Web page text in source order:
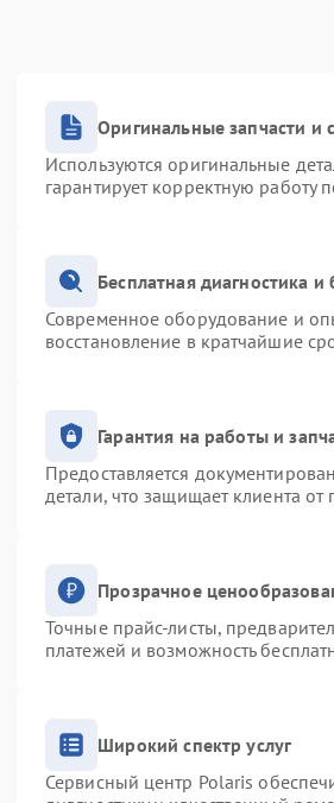
Оригинальные запчасти и
Используются оригинальные
гарантирует корректную работу
Бесплатная диагностика
Современное оборудование и
восстановление в кратчайшие
Гарантия на работы и
Предоставляется
детали, что защищает клиента
Прозрачное
Точные прайс-листы,
платежей и возможность
Широкий спектр услуг
Сервисный центр Polaris